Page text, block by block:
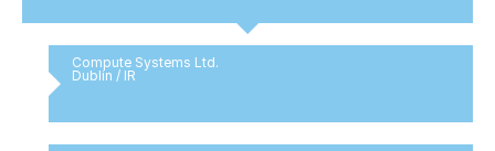
Compute Systems Ltd.
Dublin / IR